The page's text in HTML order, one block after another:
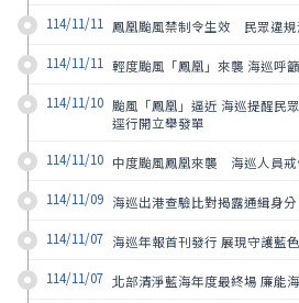
114/11/11 鳳凰颱風禁制令生效　民眾違
114/11/11 輕度颱風「鳳凰」來襲 海巡呼
114/11/10 颱風「鳳凰」逼近 海巡提醒民
逕行開立舉發單
114/11/10 中度颱風鳳凰來襲    海巡人員
114/11/09 海巡出港查驗比對揭露通緝身
114/11/07 海巡年報首刊發行 展現守護藍
114/11/07 北部清淨藍海年度最終場 廉能